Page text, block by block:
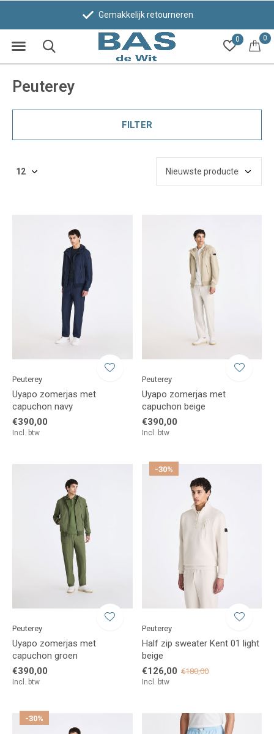
0 0
Gemakkelijk retourneren
Peuterey
FILTER
Peuterey
Uyapo zomerjas met
capuchon navy
€390,00
Incl. btw
Peuterey
Uyapo zomerjas met
capuchon beige
€390,00
Incl. btw
Peuterey
Uyapo zomerjas met
capuchon groen
€390,00
Incl. btw
-30%
Peuterey
Half zip sweater Kent 01 light
beige
€126,00 €180,00
Incl. btw
-30%